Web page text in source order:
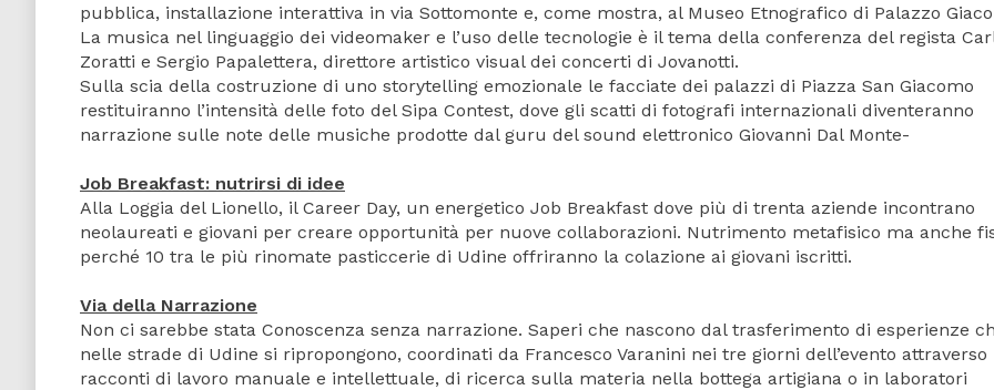
pubblica, installazione interattiva in via Sottomonte e, come mostra, al Museo Etnografico di Palazzo
La musica nel linguaggio dei videomaker e l’uso delle tecnologie è il tema della conferenza del regista
Zoratti e Sergio Papalettera, direttore artistico visual dei concerti di Jovanotti.
Sulla scia della costruzione di uno storytelling emozionale le facciate dei palazzi di Piazza San Giacomo
restituiranno l’intensità delle foto del Sipa Contest, dove gli scatti di fotografi internazionali diventeranno
narrazione sulle note delle musiche prodotte dal guru del sound elettronico Giovanni Dal Monte-
Job Breakfast: nutrirsi di idee
Alla Loggia del Lionello, il Career Day, un energetico Job Breakfast dove più di trenta aziende incontrano
neolaureati e giovani per creare opportunità per nuove collaborazioni. Nutrimento metafisico ma anche
perché 10 tra le più rinomate pasticcerie di Udine offriranno la colazione ai giovani iscritti.
Via della Narrazione
Non ci sarebbe stata Conoscenza senza narrazione. Saperi che nascono dal trasferimento di esperienze
nelle strade di Udine si ripropongono, coordinati da Francesco Varanini nei tre giorni dell’evento attraverso
racconti di lavoro manuale e intellettuale, di ricerca sulla materia nella bottega artigiana o in laboratori